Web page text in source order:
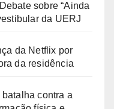
sobre “Ainda
da UERJ
da Netflix por
da residência
contra a